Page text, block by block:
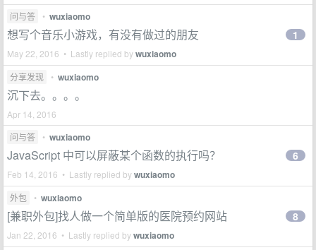
问与答 • wuxiaomo
想写个音乐小游戏，有没有做过的朋友
May 22, 2016 • Lastly replied bywuxiaomo
1
分享发现 • wuxiaomo
沉下去。。。。
Apr 14, 2016
问与答
• wuxiaomo
JavaScript 中可以屏蔽某个函数的执行吗？
Feb 14, 2016 • Lastly replied bywuxiaomo
6
外包 • wuxiaomo
[兼职外包]找人做一个简单版的医院预约网站
Jan 22, 2016 • Lastly replied bywuxiaomo
8